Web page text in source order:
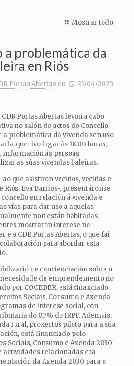
Mostrar todo
a problemática da
en Riós
Portas Abertas en 25/04/2025
Portas Abertas levou a cabo
no salón de actos do Concello
a problemática da vivenda sen uso
que tivo lugar ás 18:00 horas,
información ás persoas
as súas vivendas baleiras.
que asistiron veciños, veciñas e
Riós, Eva Barrios-, presentáronse
en relación á vivenda e
vías para dar uso a aquelas
non están habitadas.
mostraron interese no
e o CDR Portas Abertas, o que fai
para abordar esta
e concienciación sobre o
de emprendemento no
por COCEDER, está financiado
Sociais, Consumo e Axenda
de interese social, con
do 0,7% do IRPF. Ademais,
rural, proxectos piloto para a súa
está financiado polo
Sociais, Consumo e Axenda 2030
actividades relacionadas coa
da Axenda 2030 para o